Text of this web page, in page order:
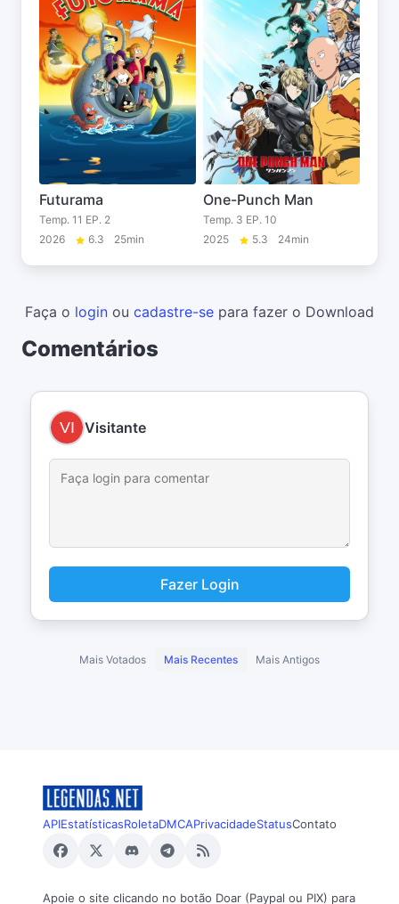
Futurama
Temp. 11 EP. 2
2026
6.3 25min
One-Punch Man
Temp. 3 EP. 10
2025
5.3 24min
Faça o login ou cadastre-se para fazer o Download
Comentários
Visitante
Fazer Login
Mais Votados Mais Recentes Mais Antigos
APIEstatísticasRoletaDMCAPrivacidadeStatusContato
Apoie o site clicando no botão Doar (Paypal ou PIX) para